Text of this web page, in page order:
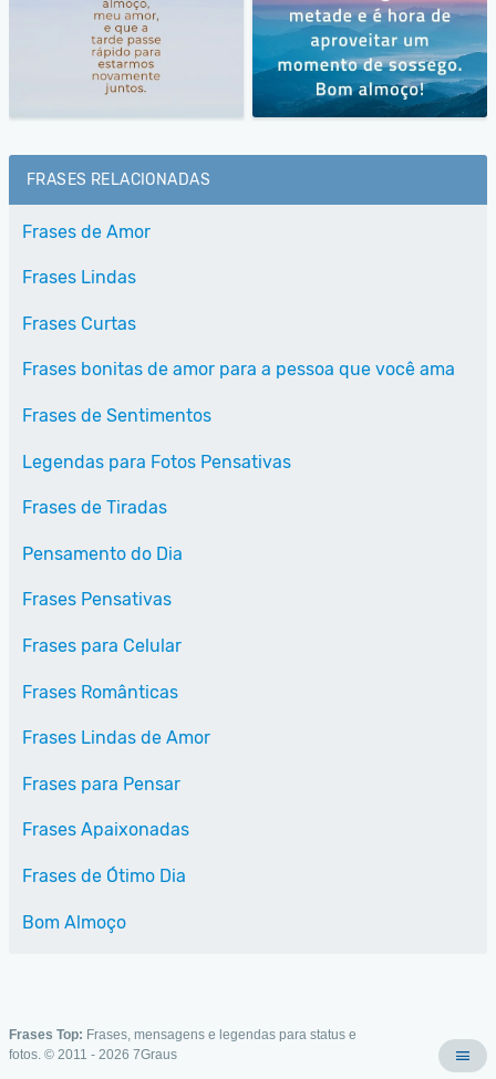
FRASES RELACIONADAS
Frases de Amor
Frases Lindas
Frases Curtas
Frases bonitas de amor para a pessoa que você ama
Frases de Sentimentos
Legendas para Fotos Pensativas
Frases de Tiradas
Pensamento do Dia
Frases Pensativas
Frases para Celular
Frases Românticas
Frases Lindas de Amor
Frases para Pensar
Frases Apaixonadas
Frases de Ótimo Dia
Bom Almoço
Frases Top: Frases, mensagens e legendas para status e
fotos. © 2011 - 2026 7Graus